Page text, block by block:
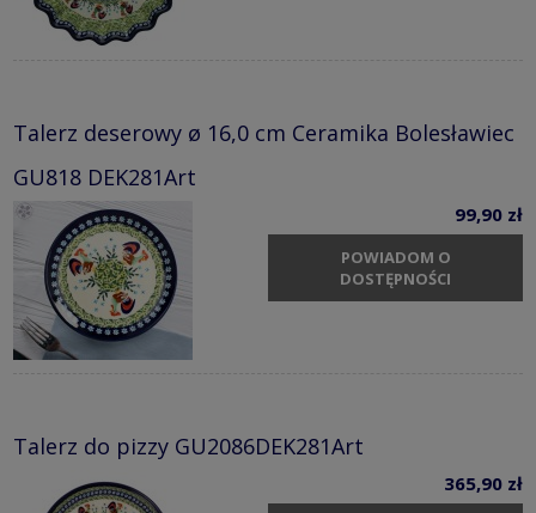
Talerz deserowy ø 16,0 cm Ceramika Bolesławiec
GU818 DEK281Art
99,90 zł
POWIADOM O
DOSTĘPNOŚCI
Talerz do pizzy GU2086DEK281Art
365,90 zł